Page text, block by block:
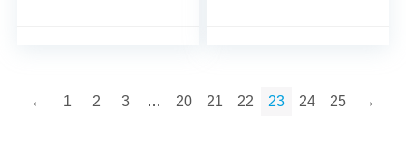
← 1 2 3 … 20 21 22 23 24 25 →